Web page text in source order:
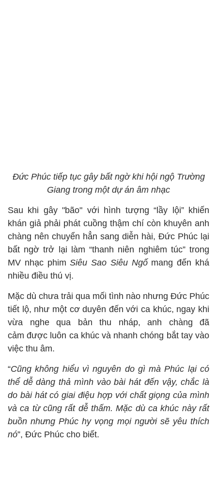
Đức Phúc tiếp tục gây bất ngờ khi hội ngộ Trường
Giang trong một dự án âm nhạc
Sau khi gây "bão" với hình tượng “lầy lội” khiến
khán giả phải phát cuồng thậm chí còn khuyên anh
chàng nên chuyển hẳn sang diễn hài, Đức Phúc lại
bất ngờ trở lại làm “thanh niên nghiêm túc” trong
MV nhạc phimSiêu Sao Siêu Ngốmang đến khá
nhiều điều thú vị.
Mặc dù chưa trải qua mối tình nào nhưng Đức Phúc
tiết lộ, như một cơ duyên đến với ca khúc, ngay khi
vừa nghe qua bản thu nháp, anh chàng đã
cảm được luôn ca khúc và nhanh chóng bắt tay vào
việc thu âm.
“Cũng không hiểu vì nguyên do gì mà Phúc lại có
thể dễ dàng thả mình vào bài hát đến vậy, chắc là
do bài hát có giai điệu hợp với chất giọng của mình
và ca từ cũng rất dễ thấm. Mặc dù ca khúc này rất
buồn nhưng Phúc hy vọng mọi người sẽ yêu thích
nó”, Đức Phúc cho biết.